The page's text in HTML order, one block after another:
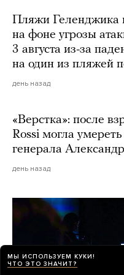
Пляжи Геленджика
на фоне угрозы
3 августа из-за
на один из пляжей
день назад
«Верстка»: после
Rossi могла
генерала
день назад
МЫ ИСПОЛЬЗУЕМ КУКИ!
ЧТО ЭТО ЗНАЧИТ?